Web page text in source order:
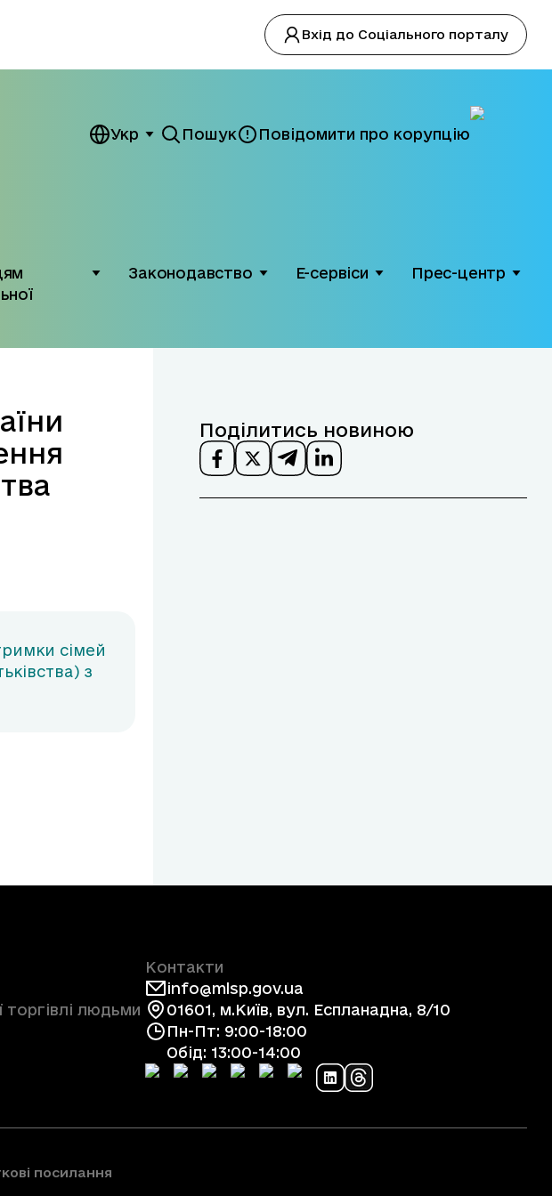
Вхід до Соціального порталу
Укр Пошук Повідомити про корупцію
Законодавство Е-сервіси Прес-центр
сімей
з
Поділитись новиною
торгівлі людьми
Контакти
info@mlsp.gov.ua
01601, м.Київ, вул. Еспланадна, 8/10
Пн-Пт: 9:00-18:00
Обід: 13:00-14:00
посилання